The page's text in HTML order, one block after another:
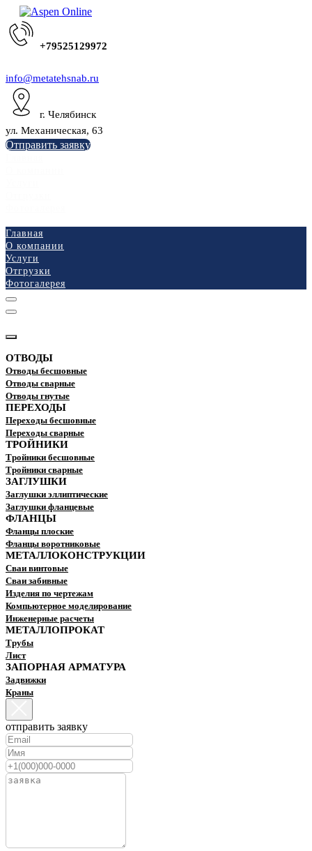
+79525129972
info@metatehsnab.ru
г. Челябинск
ул. Механическая, 63
Отправить заявку
Главная
О компании
Услуги
Отгрузки
Фотогалерея
ОТВОДЫ
Отводы бесшовные
Отводы сварные
Отводы гнутые
ПЕРЕХОДЫ
Переходы бесшовные
Переходы сварные
ТРОЙНИКИ
Тройники бесшовные
Тройники сварные
ЗАГЛУШКИ
Заглушки эллиптические
Заглушки фланцевые
ФЛАНЦЫ
Фланцы плоские
Фланцы воротниковые
МЕТАЛЛОКОНСТРУКЦИИ
Сваи винтовые
Сваи забивные
Изделия по чертежам
Компьютерное моделирование
Инженерные расчеты
МЕТАЛЛОПРОКАТ
Трубы
Лист
ЗАПОРНАЯ АРМАТУРА
Задвижки
Краны
отправить заявку